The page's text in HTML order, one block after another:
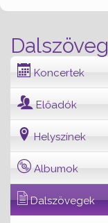
Dalszöveg
Koncertek
Előadók
Helyszínek
Albumok
Dalszövegek